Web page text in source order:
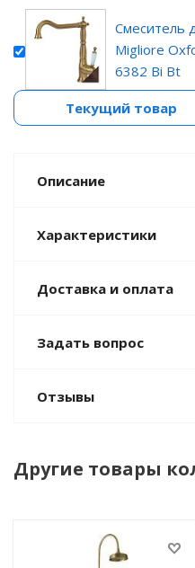
Смеситель
Migliore
6382 Bi Bt
Текущий товар
Описание
Характеристики
Доставка и оплата
Задать вопрос
Отзывы
Другие товары